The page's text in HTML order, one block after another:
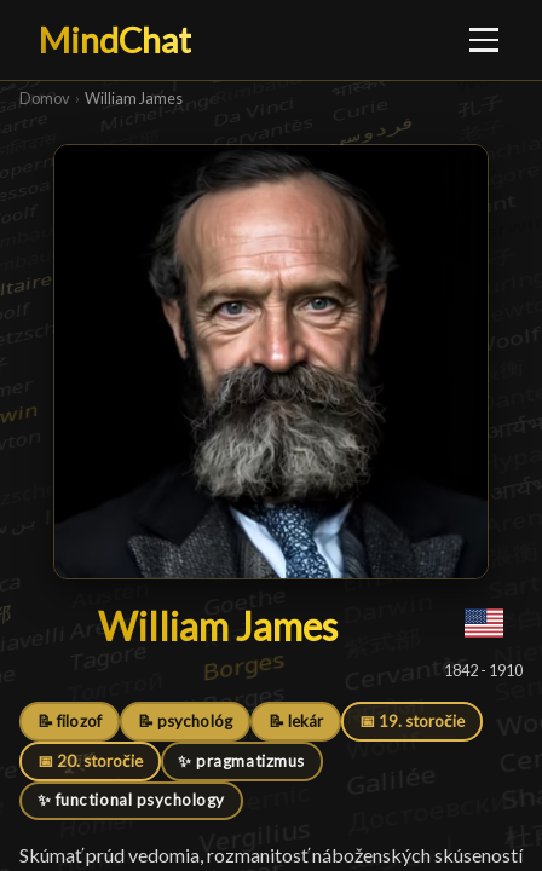
MindChat
Domov › William James
William James
William James█
1842 - 1910
📝 filozof 📝 psychológ 📝 lekár 📅 19. storočie
📅 20. storočie ✨ pragmatizmus
✨ functional psychology
Skúmať prúd vedomia, rozmanitosť náboženských skúseností